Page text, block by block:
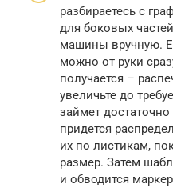
разбираетесь с
для боковых
машины вручную.
можно от руки
получается –
увеличьте до
займет
придется
их по листикам,
размер. Затем
и обводится